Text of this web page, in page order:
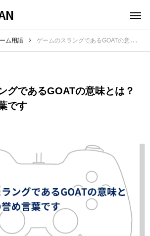
ム用語 ゲームのスラングであるGOATの意味とは？最高の誉め言葉です
グであるGOATの意味とは？
です